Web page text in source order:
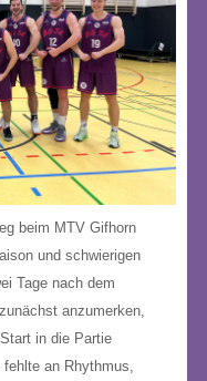
beim MTV Gifhorn
und schwierigen
Tage nach dem
anzumerken,
in die Partie
an Rhythmus,